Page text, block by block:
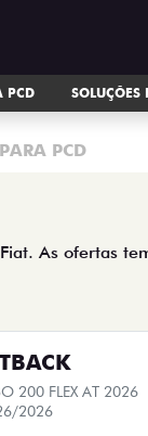
PCD SOLUÇÕES
PCD
As ofertas
200 FLEX AT 2026
2026